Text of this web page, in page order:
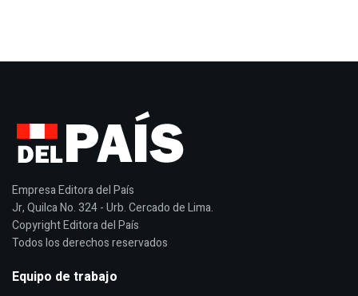
Empresa Editora del País
Jr, Quilca No. 324 - Urb. Cercado de Lima.
Copyright Editora del País
Todos los derechos reservados
Equipo de trabajo